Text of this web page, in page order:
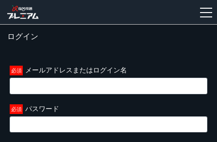
ログイン
メールアドレスまたはログイン名
パスワード